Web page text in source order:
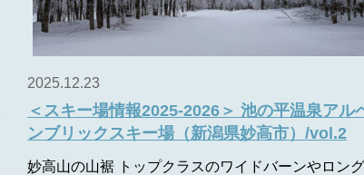
2025.12.23
＜スキー場情報2025-2026＞ 池の平温泉アル
ンブリックスキー場（新潟県妙高市）/vol.2
妙高山の山裾 トップクラスのワイドバーンやロング